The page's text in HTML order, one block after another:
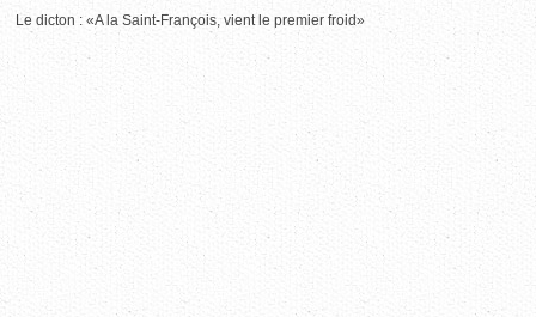
Le dicton : «A la Saint-François, vient le premier froid»